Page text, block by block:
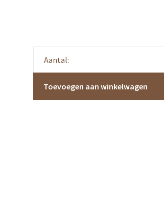
Aantal:
Toevoegen aan winkelwagen